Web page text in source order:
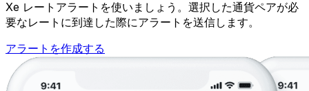
Xe レートアラートを使いましょう。選択した通貨ペアが必
要なレートに到達した際にアラートを送信します。
アラートを作成する